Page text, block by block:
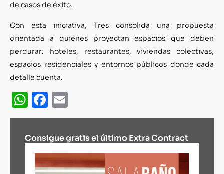
de casos de éxito.
Con esta iniciativa, Tres consolida una propuesta
orientada a quienes proyectan espacios que deben
perdurar: hoteles, restaurantes, viviendas colectivas,
espacios residenciales y entornos públicos donde cada
detalle cuenta.
WhatsApp
Facebook
Consigue gratis el último Extra Contract